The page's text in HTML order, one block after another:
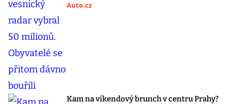
Auto.cz
Kam na víkendový brunch v centru Prahy?